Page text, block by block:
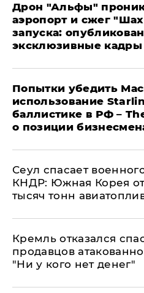
Дрон "Альфы"
аэропорт и сжег
запуска:
эксклюзивные кадры
Попытки убедить
использование
баллистике в РФ –
о позиции
​Сеул спасает
КНДР: Южная Корея
тысяч тонн
Кремль отказался
продавцов
"Ни у кого нет денег"